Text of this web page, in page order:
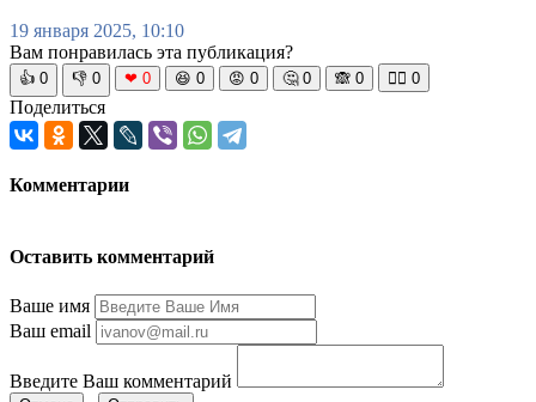
19 января 2025, 10:10
Вам понравилась эта публикация?
👍 0 👎 0 ❤ 0 😆 0 😡 0 🤔 0 🙈 0 🧘‍♀️ 0
Поделиться
Комментарии
Оставить комментарий
Ваше имя
Ваш email
Введите Ваш комментарий